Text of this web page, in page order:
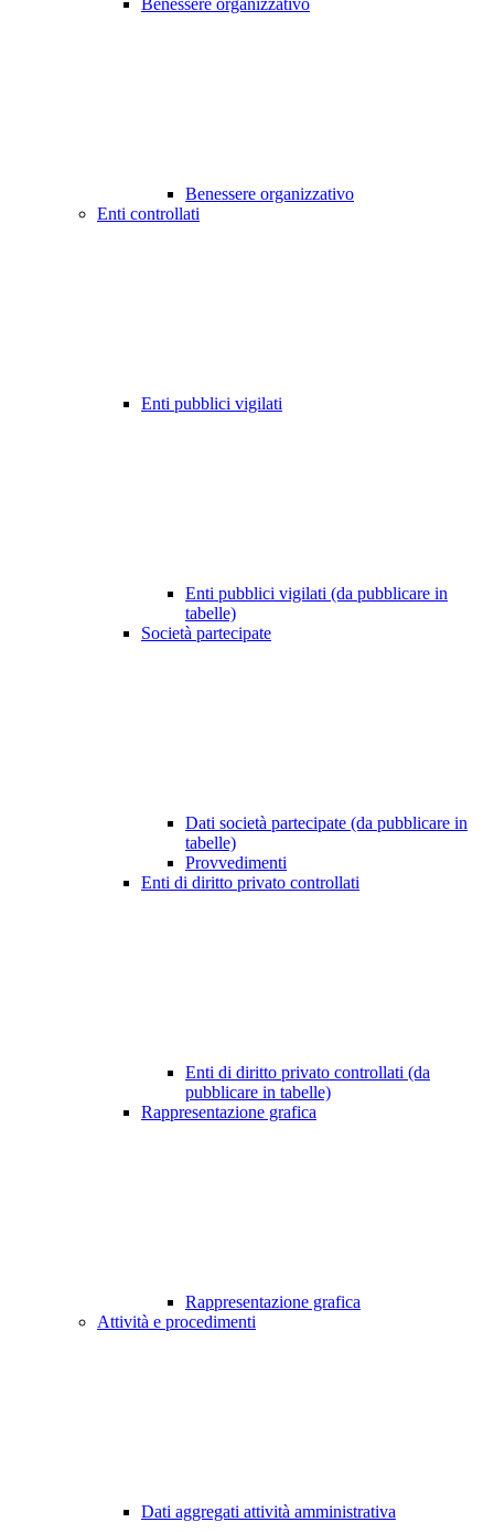
Benessere organizzativo
Benessere organizzativo
Enti controllati
Enti pubblici vigilati
Enti pubblici vigilati (da pubblicare in
tabelle)
Società partecipate
Dati società partecipate (da pubblicare in
tabelle)
Provvedimenti
Enti di diritto privato controllati
Enti di diritto privato controllati (da
pubblicare in tabelle)
Rappresentazione grafica
Rappresentazione grafica
Attività e procedimenti
Dati aggregati attività amministrativa